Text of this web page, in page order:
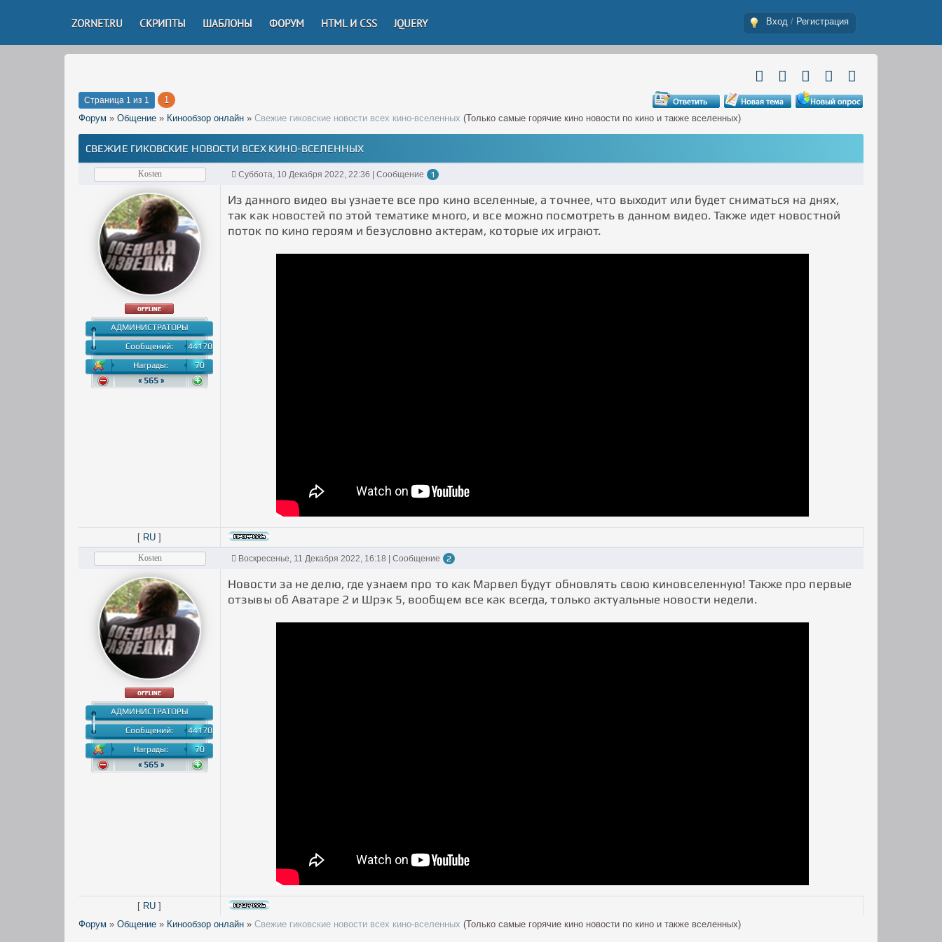
ZORNET.RU СКРИПТЫ ШАБЛОНЫ ФОРУМ HTML И CSS JQUERY Вход / Регистрация
Страница 1 из 1
1
Форум » Общение » Кинообзор онлайн » Свежие гиковские новости всех кино-вселенных (Только самые горячие кино новости по кино и также вселенных)
СВЕЖИЕ ГИКОВСКИЕ НОВОСТИ ВСЕХ КИНО-ВСЕЛЕННЫХ
Kosten Суббота, 10 Декабря 2022, 22:36 | Сообщение 1
АДМИНИСТРАТОРЫ
Сообщений:
44170
Награды:
70
« 565 »
Из данного видео вы узнаете все про кино вселенные, а точнее, что выходит или будет сниматься на днях,
так как новостей по этой тематике много, и все можно посмотреть в данном видео. Также идет новостной
поток по кино героям и безусловно актерам, которые их играют.
[ RU ]
Kosten Воскресенье, 11 Декабря 2022, 16:18 | Сообщение 2
АДМИНИСТРАТОРЫ
Сообщений:
44170
Награды:
70
« 565 »
Новости за не делю, где узнаем про то как Марвел будут обновлять свою киновселенную! Также про первые
отзывы об Аватаре 2 и Шрэк 5, вообщем все как всегда, только актуальные новости недели.
[ RU ]
Форум » Общение » Кинообзор онлайн » Свежие гиковские новости всех кино-вселенных (Только самые горячие кино новости по кино и также вселенных)